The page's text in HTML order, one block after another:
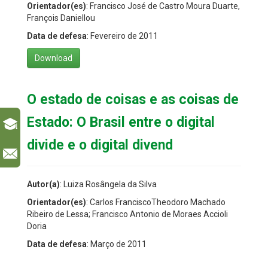
Orientador(es): Francisco José de Castro Moura Duarte,
François Daniellou
Data de defesa: Fevereiro de 2011
Download
O estado de coisas e as coisas de
Estado: O Brasil entre o digital
divide e o digital divend
Autor(a): Luiza Rosângela da Silva
Orientador(es): Carlos FranciscoTheodoro Machado
Ribeiro de Lessa; Francisco Antonio de Moraes Accioli
Doria
Data de defesa: Março de 2011